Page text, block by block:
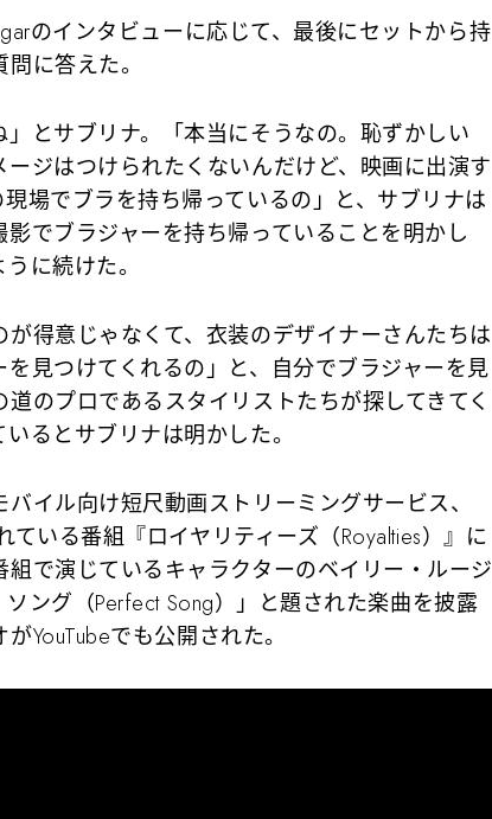
のインタビューに応じて、最後にセットから持
に答えた。
とサブリナ。「本当にそうなの。恥ずかしい
ジはつけられたくないんだけど、映画に出演す
場でブラを持ち帰っているの」と、サブリナは
でブラジャーを持ち帰っていることを明かし
に続けた。
得意じゃなくて、衣装のデザイナーさんたちは
見つけてくれるの」と、自分でブラジャーを見
のプロであるスタイリストたちが探してきてく
るとサブリナは明かした。
イル向け短尺動画ストリーミングサービス、
いる番組『ロイヤリティーズ（Royalties）』に
で演じているキャラクターのベイリー・ルージ
ング（Perfect Song）」と題された楽曲を披露
YouTubeでも公開された。